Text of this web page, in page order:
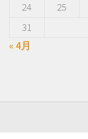
24
25
31
« 4月